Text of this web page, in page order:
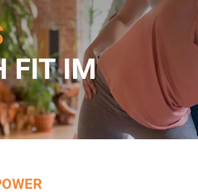
FITIM